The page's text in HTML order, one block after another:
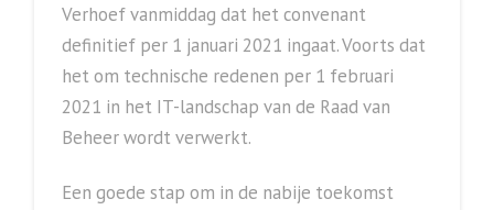
Verhoef vanmiddag dat het convenant
definitief per 1 januari 2021 ingaat. Voorts dat
het om technische redenen per 1 februari
2021 in het IT-landschap van de Raad van
Beheer wordt verwerkt.
Een goede stap om in de nabije toekomst